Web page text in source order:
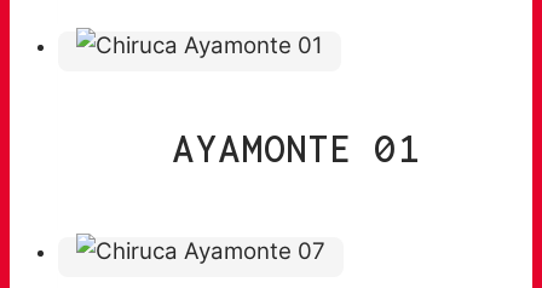
AYAMONTE 01